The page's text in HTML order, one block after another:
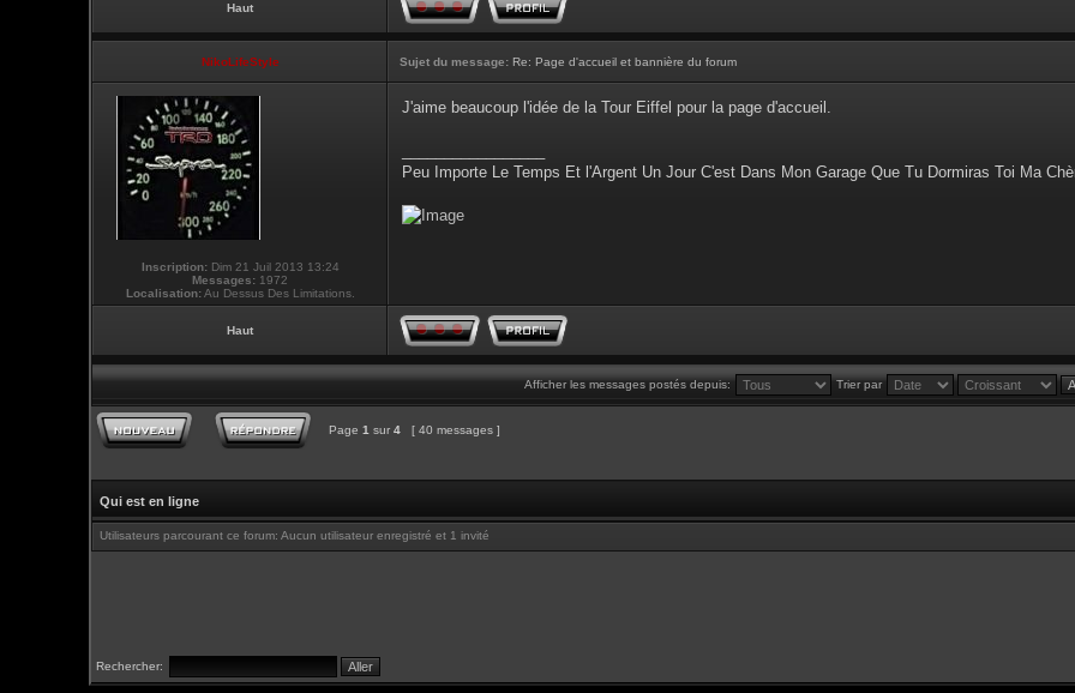
Haut
NikoLifeStyle Sujet du message: Re: Page d'accueil et bannière du forum
Inscription:Dim 21 Juil 2013 13:24
Messages: 1972
Localisation:Au Dessus Des Limitations.
J'aime beaucoup l'idée de la Tour Eiffel pour la page d'accueil.
Peu Importe Le Temps Et l'Argent Un Jour C'est Dans Mon Garage Que Tu Dormiras Toi Ma
Haut
Afficher les messages postés depuis: Trier par
Page 1 sur 4 [ 40 messages ]
Qui est en ligne
Utilisateurs parcourant ce forum: Aucun utilisateur enregistré et 1 invité
Rechercher: